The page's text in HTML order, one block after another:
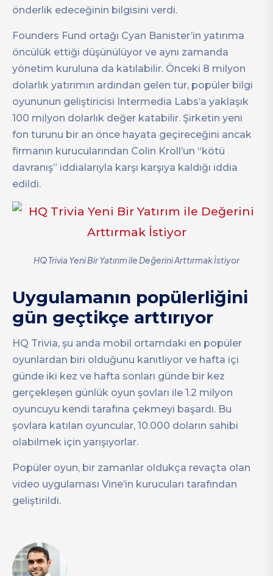
önderlik edeceğinin bilgisini verdi.
Founders Fund ortağı Cyan Banister’in yatırıma
öncülük ettiği düşünülüyor ve aynı zamanda
yönetim kuruluna da katılabilir. Önceki 8 milyon
dolarlık yatırımın ardından gelen tur, popüler bilgi
oyununun geliştiricisi Intermedia Labs’a yaklaşık
100 milyon dolarlık değer katabilir. Şirketin yeni
fon turunu bir an önce hayata geçireceğini ancak
firmanın kurucularından Colin Kroll’un “kötü
davranış” iddialarıyla karşı karşıya kaldığı iddia
edildi.
HQ Trivia Yeni Bir Yatırım ile Değerini Arttırmak İstiyor
Uygulamanın popülerliğini
gün geçtikçe arttırıyor
HQ Trivia, şu anda mobil ortamdaki en popüler
oyunlardan biri olduğunu kanıtlıyor ve hafta içi
günde iki kez ve hafta sonları günde bir kez
gerçekleşen günlük oyun şovları ile 1.2 milyon
oyuncuyu kendi tarafına çekmeyi başardı. Bu
şovlara katılan oyuncular, 10.000 doların sahibi
olabilmek için yarışıyorlar.
Popüler oyun, bir zamanlar oldukça revaçta olan
video uygulaması Vine’in kurucuları tarafından
geliştirildi.